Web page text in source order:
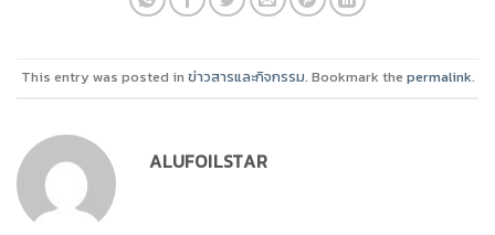
This entry was posted in ข่าวสารและกิจกรรม. Bookmark the permalink.
ALUFOILSTAR